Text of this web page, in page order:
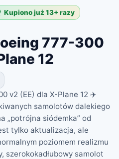
Kupiono już 13+ razy
777-300
12
v2 (EE) dla X-Plane 12 ✈️
samolotów dalekiego
„potrójna siódemka” od
tylko aktualizacja, ale
poziomem realizmu
szerokokadłubowy samolot